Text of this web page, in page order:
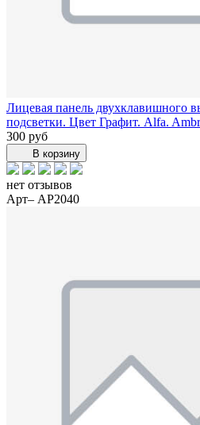
Лицевая панель двухклавишного
подсветки. Цвет Графит. Alfa.
300 руб
В корзину
нет отзывов
Арт– AP2040